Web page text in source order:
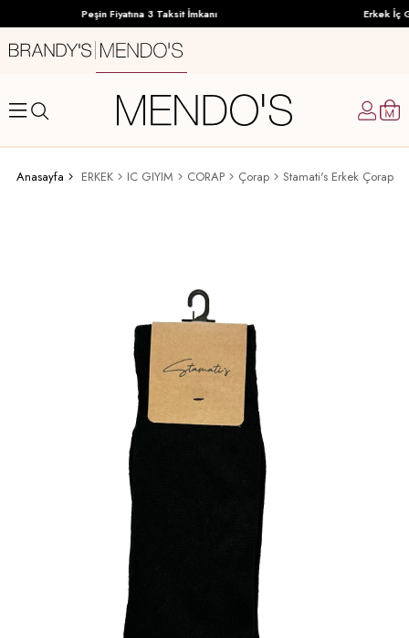
Peşin Fiyatına 3 Taksit İmkanı Erkek İç
Anasayfa ERKEK IC GIYIM CORAP Çorap Stamati's Erkek Çorap